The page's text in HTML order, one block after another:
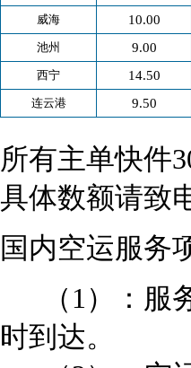
威海 10.00
池州 9.00
西宁 14.50
连云港 9.50
所有主单快件
具体数额请致
国内空运服
（1）：服务
时到达。